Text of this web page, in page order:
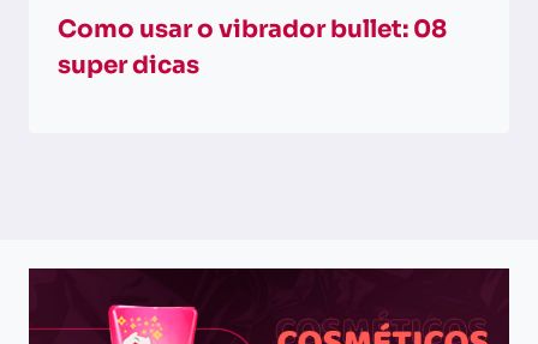
Como usar o vibrador bullet: 08
super dicas